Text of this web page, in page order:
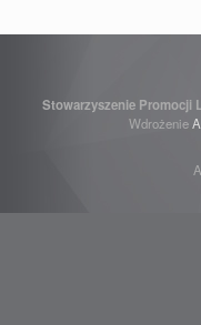
Stowarzyszenie Promocji
Wdrożenie
A